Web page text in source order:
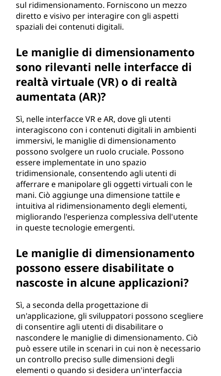
sul ridimensionamento. Forniscono un mezzo
diretto e visivo per interagire con gli aspetti
spaziali dei contenuti digitali.
Le maniglie di dimensionamento
sono rilevanti nelle interfacce di
realtà virtuale (VR) o di realtà
aumentata (AR)?
Sì, nelle interfacce VR e AR, dove gli utenti
interagiscono con i contenuti digitali in ambienti
immersivi, le maniglie di dimensionamento
possono svolgere un ruolo cruciale. Possono
essere implementate in uno spazio
tridimensionale, consentendo agli utenti di
afferrare e manipolare gli oggetti virtuali con le
mani. Ciò aggiunge una dimensione tattile e
intuitiva al ridimensionamento degli elementi,
migliorando l'esperienza complessiva dell'utente
in queste tecnologie emergenti.
Le maniglie di dimensionamento
possono essere disabilitate o
nascoste in alcune applicazioni?
Sì, a seconda della progettazione di
un'applicazione, gli sviluppatori possono scegliere
di consentire agli utenti di disabilitare o
nascondere le maniglie di dimensionamento. Ciò
può essere utile in scenari in cui non è necessario
un controllo preciso sulle dimensioni degli
elementi o quando si desidera un'interfaccia